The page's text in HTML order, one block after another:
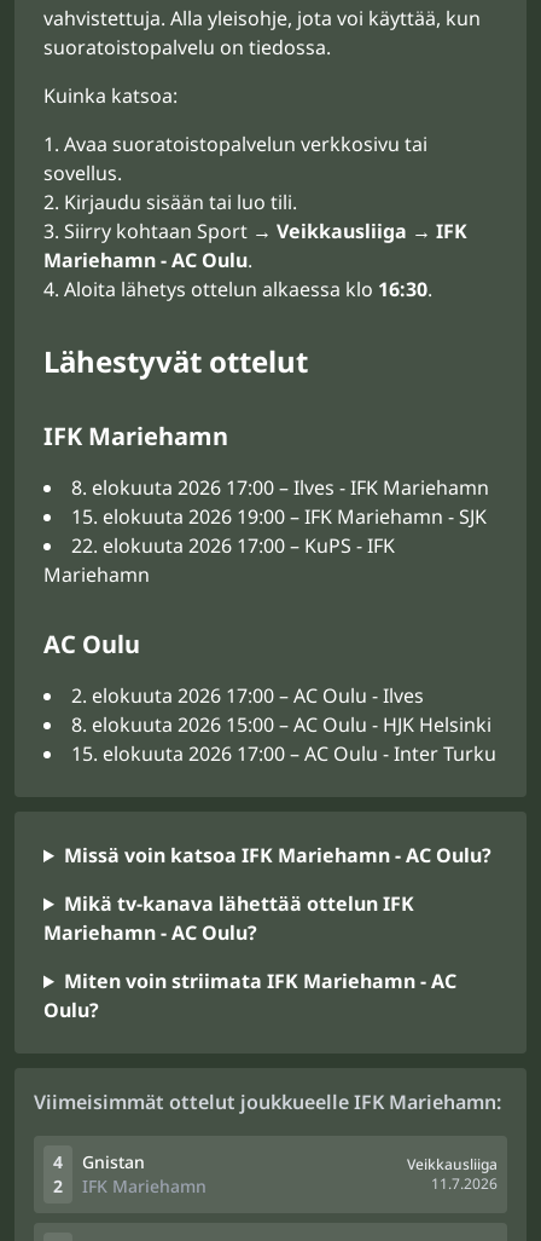
vahvistettuja. Alla yleisohje, jota voi käyttää, kun
suoratoistopalvelu on tiedossa.
Kuinka katsoa:
Avaa suoratoistopalvelun verkkosivu tai
sovellus.
Kirjaudu sisään tai luo tili.
Siirry kohtaan Sport → Veikkausliiga → IFK
Mariehamn - AC Oulu.
Aloita lähetys ottelun alkaessa klo 16:30.
Lähestyvät ottelut
IFK Mariehamn
8. elokuuta 2026 17:00 – Ilves - IFK Mariehamn
15. elokuuta 2026 19:00 – IFK Mariehamn - SJK
22. elokuuta 2026 17:00 – KuPS - IFK
Mariehamn
AC Oulu
2. elokuuta 2026 17:00 – AC Oulu - Ilves
8. elokuuta 2026 15:00 – AC Oulu - HJK Helsinki
15. elokuuta 2026 17:00 – AC Oulu - Inter Turku
Missä voin katsoa IFK Mariehamn - AC Oulu?
Mikä tv-kanava lähettää ottelun IFK
Mariehamn - AC Oulu?
Miten voin striimata IFK Mariehamn - AC
Oulu?
Viimeisimmät ottelut joukkueelle IFK Mariehamn:
4
2
Gnistan
IFK Mariehamn
Veikkausliiga
11.7.2026